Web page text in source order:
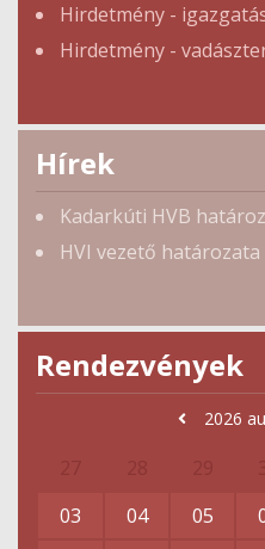
Hirdetmény -
Hirdetmény -
Hírek
Kadarkúti HVB
HVI vezető határozata
Rendezvények
2026
03
04 05